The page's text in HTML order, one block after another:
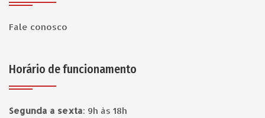
Fale conosco
Horário de funcionamento
Segunda a sexta: 9h às 18h